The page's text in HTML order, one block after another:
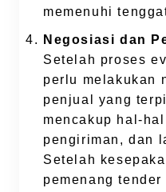
memenuhi
Negosiasi dan
Setelah proses
perlu melakukan
penjual yang
mencakup hal-
pengiriman, dan
Setelah
pemenang